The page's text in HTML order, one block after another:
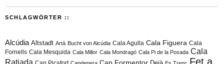
SCHLAGWÖRTER ::
Alcúdia Altstadt Artà Bucht von Alcúdia Cala Agulla Cala Figuera Cala
Fornells Cala Mesquida Cala Millor Cala Mondragó Cala Pi de la Posada Cala
Ratjada
Cap Formentor
Fet a